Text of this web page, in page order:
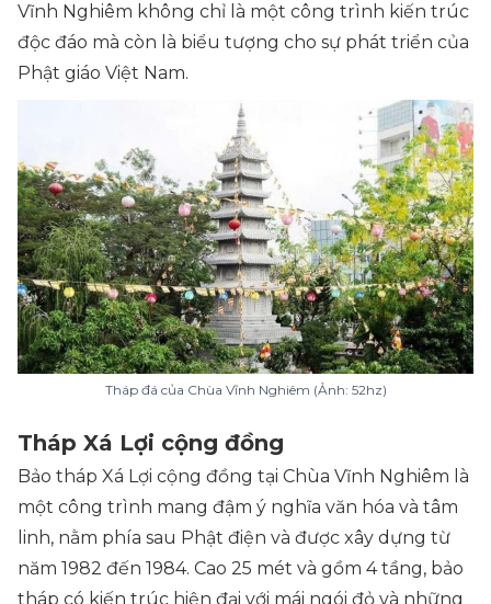
Vĩnh Nghiêm không chỉ là một công trình kiến trúc
độc đáo mà còn là biểu tượng cho sự phát triển của
Phật giáo Việt Nam.
Tháp đá của Chùa Vĩnh Nghiêm (Ảnh: 52hz)
Tháp Xá Lợi cộng đồng
Bảo tháp Xá Lợi cộng đồng tại Chùa Vĩnh Nghiêm là
một công trình mang đậm ý nghĩa văn hóa và tâm
linh, nằm phía sau Phật điện và được xây dựng từ
năm 1982 đến 1984. Cao 25 mét và gồm 4 tầng, bảo
tháp có kiến trúc hiện đại với mái ngói đỏ và những